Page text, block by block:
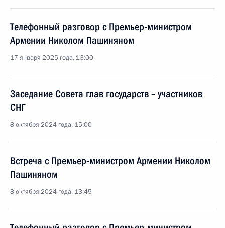
Телефонный разговор с Премьер-министром
Армении Николом Пашиняном
17 января 2025 года, 13:00
Заседание Совета глав государств – участников
СНГ
8 октября 2024 года, 15:00
Встреча с Премьер-министром Армении Николом
Пашиняном
8 октября 2024 года, 13:45